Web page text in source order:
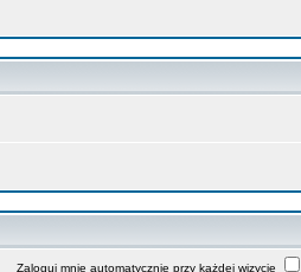
Zaloguj mnie automatycznie przy każdej wizycie